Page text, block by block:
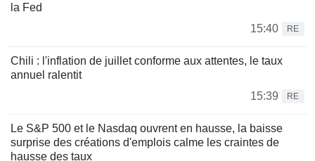
la Fed
15:40
RE
Chili : l'inflation de juillet conforme aux attentes, le taux
annuel ralentit
15:39
RE
Le S&P 500 et le Nasdaq ouvrent en hausse, la baisse
surprise des créations d'emplois calme les craintes de
hausse des taux